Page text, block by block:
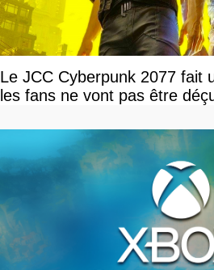
Le JCC Cyberpunk 2077 fait
les fans ne vont pas être